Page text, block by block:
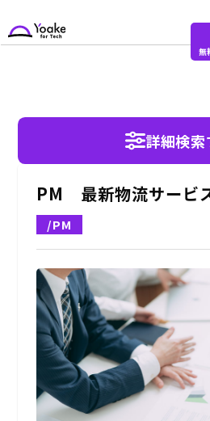
無
詳細検索
PM 最新物流サービ
/PM